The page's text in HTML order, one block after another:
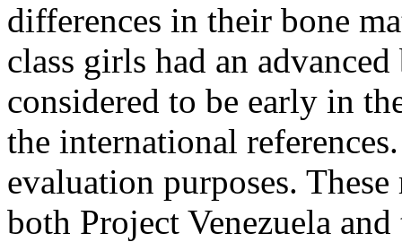
differences in their bone
class girls had an
considered to be early in
the international
evaluation purposes.
both Project Venezuela